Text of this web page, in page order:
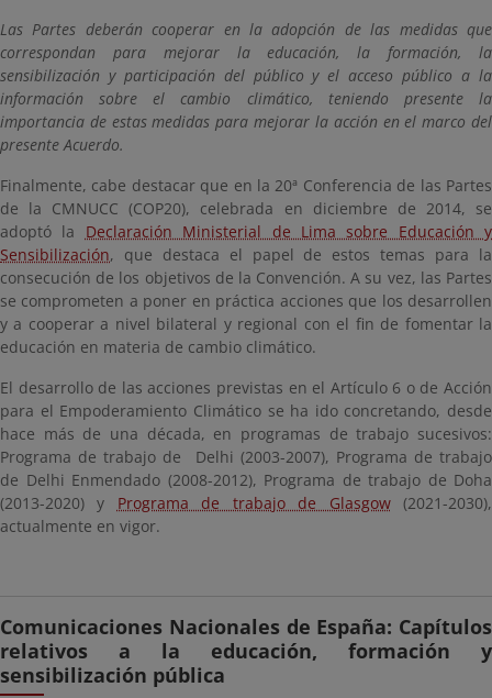
Las Partes deberán cooperar en la adopción de las medidas que
correspondan para mejorar la educación, la formación, la
sensibilización y participación del público y el acceso público a la
información sobre el cambio climático, teniendo presente la
importancia de estas medidas para mejorar la acción en el marco del
presente Acuerdo.
Finalmente, cabe destacar que en la 20ª Conferencia de las Partes
de la CMNUCC (COP20), celebrada en diciembre de 2014, se
adoptó la Declaración Ministerial de Lima sobre Educación y
Sensibilización, que destaca el papel de estos temas para la
consecución de los objetivos de la Convención. A su vez, las Partes
se comprometen a poner en práctica acciones que los desarrollen
y a cooperar a nivel bilateral y regional con el fin de fomentar la
educación en materia de cambio climático.
El desarrollo de las acciones previstas en el Artículo 6 o de Acción
para el Empoderamiento Climático se ha ido concretando, desde
hace más de una década, en programas de trabajo sucesivos:
Programa de trabajo de Delhi (2003-2007), Programa de trabajo
de Delhi Enmendado (2008-2012), Programa de trabajo de Doha
(2013-2020) y Programa de trabajo de Glasgow(2021-2030),
actualmente en vigor.
Comunicaciones Nacionales de España: Capítulos
relativos a la educación, formación y
sensibilización pública